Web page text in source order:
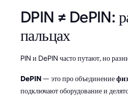
DPIN ≠ DePIN:
пальцах
PIN и DePIN часто путают, но
DePIN— это про объединение
подключают оборудование и